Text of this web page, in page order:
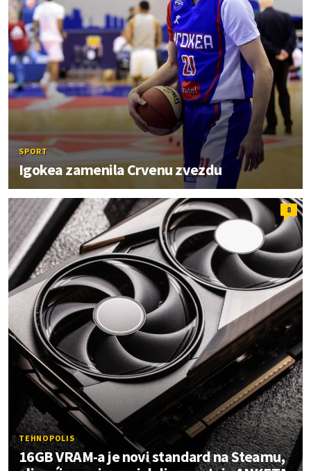
SPORT
Igokea zamenila Crvenu zvezdu
8
TEHNOPOLIS
16GB VRAM-a je novi standard na Steamu,